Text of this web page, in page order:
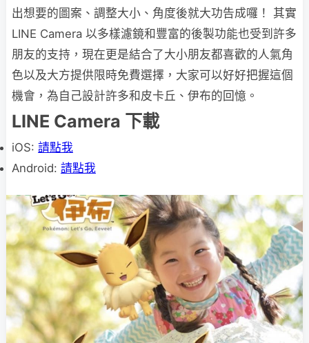
出想要的圖案、調整大小、角度後就大功告成囉！ 其實
LINE Camera 以多樣濾鏡和豐富的後製功能也受到許多
朋友的支持，現在更是結合了大小朋友都喜歡的人氣角
色以及大方提供限時免費選擇，大家可以好好把握這個
機會，為自己設計許多和皮卡丘、伊布的回憶。
LINE Camera 下載
iOS: 請點我
Android: 請點我